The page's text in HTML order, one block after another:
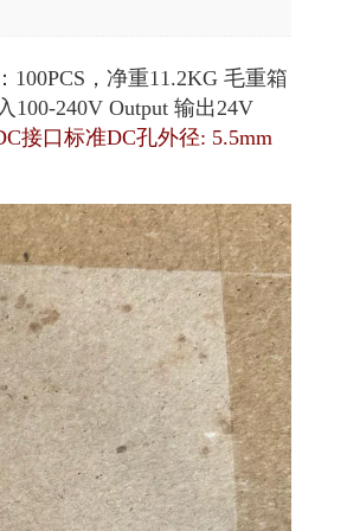
100PCS，净重11.2KG 毛重箱
100-240V Output 输出24V
接口标准DC孔外径: 5.5mm